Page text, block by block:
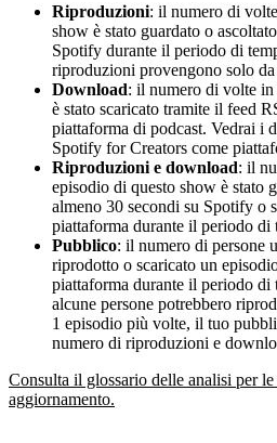
Riproduzioni: il numero di
show è stato guardato o
Spotify durante il periodo di
riproduzioni provengono solo
Download: il numero di volte
è stato scaricato tramite il feed
piattaforma di podcast. Vedrai i
Spotify for Creators come
Riproduzioni e download: il
episodio di questo show è stato
almeno 30 secondi su Spotify o
piattaforma durante il periodo di
Pubblico: il numero di persone
riprodotto o scaricato un
piattaforma durante il periodo di
alcune persone potrebbero
1 episodio più volte, il tuo
numero di riproduzioni e
Consulta il glossario delle analisi per
aggiornamento.